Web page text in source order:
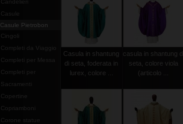
Candelieri
Casule
Casule Pietrobon
Cingoli
Completi da Viaggio
Completi per Messa
Completi per
Sacramenti
Copertine
Copriamboni
Corone statue
Casula in shantung
di seta, foderata in
lurex, colore ...
casula in shantung di
seta, colore viola
(articolo ...